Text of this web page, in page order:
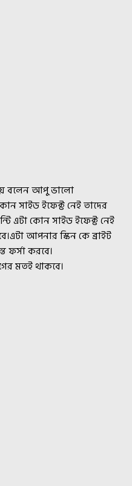
বলেন আপু ভালো
সাইড ইফেক্ট নেই তাদের
এটা কোন সাইড ইফেক্ট নেই
আপনার স্কিন কে ব্রাইট
ফর্সা করবে।
মতই থাকবে।